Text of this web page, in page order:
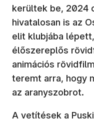
kerültek be, 2024
hivatalosan is az
elit klubjába
élőszereplős
animációs
teremt arra, hogy
az aranyszobrot.
A vetítések a